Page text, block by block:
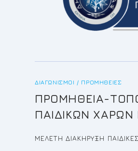
ΔΙΑΓΩΝΙΣΜΟΊ / ΠΡΟΜΉΘΕΙΕΣ
ΠΡΟΜΗΘΕΙΑ-
ΠΑΙΔΙΚΩΝ
ΜΕΛΕΤΗ ΔΙΑΚΗΡΥΞΗ